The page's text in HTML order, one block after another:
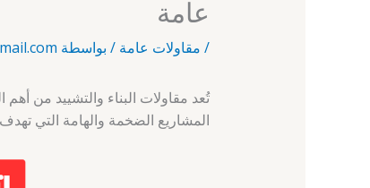
عامة
/ مقاولات عامة / بواسطة
تُعد مقاولات البناء والتشييد من
المشاريع الضخمة والهامة التي تهدف